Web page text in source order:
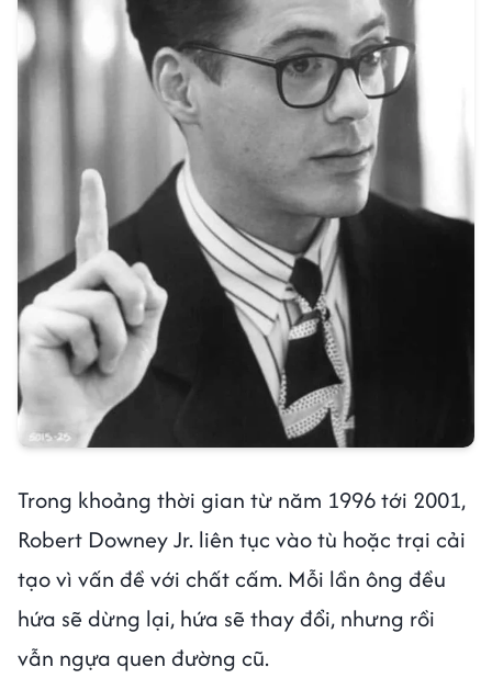
Trong khoảng thời gian từ năm 1996 tới 2001,
Robert Downey Jr. liên tục vào tù hoặc trại cải
tạo vì vấn đề với chất cấm. Mỗi lần ông đều
hứa sẽ dừng lại, hứa sẽ thay đổi, nhưng rồi
vẫn ngựa quen đường cũ.